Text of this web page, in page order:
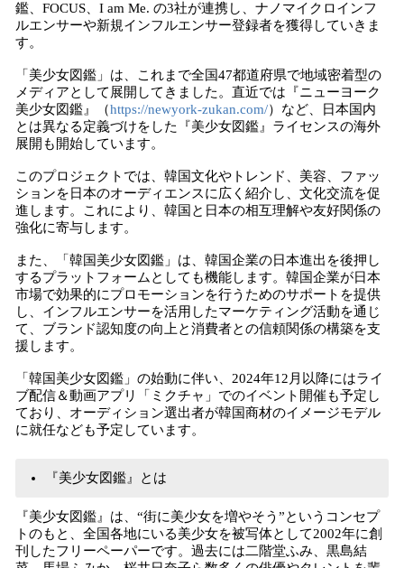
鑑、FOCUS、I am Me. の3社が連携し、ナノマイクロインフ
ルエンサーや新規インフルエンサー登録者を獲得していきま
す。
「美少女図鑑」は、これまで全国47都道府県で地域密着型の
メディアとして展開してきました。直近では『ニューヨーク
美少女図鑑』（https://newyork-zukan.com/）など、日本国内
とは異なる定義づけをした『美少女図鑑』ライセンスの海外
展開も開始しています。
このプロジェクトでは、韓国文化やトレンド、美容、ファッ
ションを日本のオーディエンスに広く紹介し、文化交流を促
進します。これにより、韓国と日本の相互理解や友好関係の
強化に寄与します。
また、「韓国美少女図鑑」は、韓国企業の日本進出を後押し
するプラットフォームとしても機能します。韓国企業が日本
市場で効果的にプロモーションを行うためのサポートを提供
し、インフルエンサーを活用したマーケティング活動を通じ
て、ブランド認知度の向上と消費者との信頼関係の構築を支
援します。
「韓国美少女図鑑」の始動に伴い、2024年12月以降にはライ
ブ配信＆動画アプリ「ミクチャ」でのイベント開催も予定し
ており、オーディション選出者が韓国商材のイメージモデル
に就任なども予定しています。
『美少女図鑑』とは
『美少女図鑑』は、“街に美少女を増やそう”というコンセプ
トのもと、全国各地にいる美少女を被写体として2002年に創
刊したフリーペーパーです。過去には二階堂ふみ、黒島結